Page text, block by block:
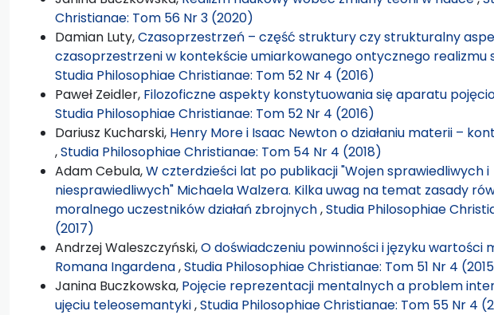
Christianae: Tom 56 Nr 3 (2020)
Damian Luty,Czasoprzestrzeń – część struktury czy strukturalny
czasoprzestrzeni w kontekście umiarkowanego ontycznego realizmu
Studia Philosophiae Christianae: Tom 52 Nr 4 (2016)
Paweł Zeidler, Filozoficzne aspekty konstytuowania się aparatu
Studia Philosophiae Christianae: Tom 52 Nr 4 (2016)
Dariusz Kucharski, Henry More i Isaac Newton o działaniu materii –
,Studia Philosophiae Christianae: Tom 54 Nr 4 (2018)
Adam Cebula,W czterdzieści lat po publikacji "Wojen sprawiedliwych i
niesprawiedliwych" Michaela Walzera. Kilka uwag na temat zasady
moralnego uczestników działań zbrojnych,Studia Philosophiae
(2017)
Andrzej Waleszczyński,O doświadczeniu powinności i języku wartości
Romana Ingardena,Studia Philosophiae Christianae: Tom 51 Nr 4
Janina Buczkowska, Pojęcie reprezentacji mentalnych a problem
ujęciu teleosemantyki,Studia Philosophiae Christianae: Tom 55 Nr 4